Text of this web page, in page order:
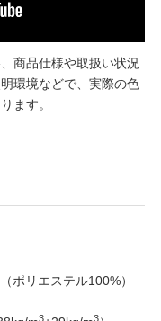
商品仕様や取扱い状況
環境などで、実際の色
ます。
ポリエステル100%）
3 3